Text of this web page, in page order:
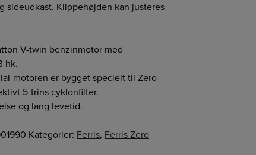
sideudkast. Klippehøjden kan justeres
V-twin benzinmotor med
hk.
motoren er bygget specielt til Zero
5-trins cyklonfilter.
og lang levetid.
Kategorier: Ferris, Ferris Zero